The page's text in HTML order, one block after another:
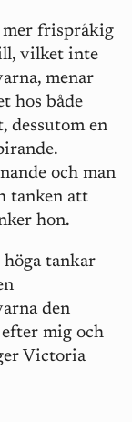
mer frispråkig
vilket inte
menar
hos både
dessutom en
och man
tanken att
hon.
tankar
den
mig och
Victoria